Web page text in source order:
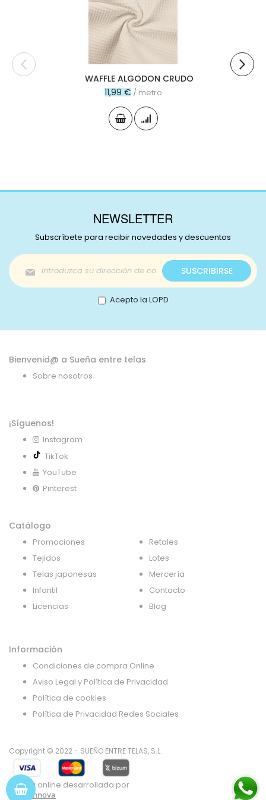
WAFFLE ALGODON CRUDO
11,99 € / metro
NEWSLETTER
Subscríbete para recibir novedades y descuentos
Inscríbase
a
nuestro
boletín
de
SUSCRIBIRSE
Acepto la LOPD
Bienvenid@ a Sueña entre telas
Sobre nosotros
¡Síguenos!
Instagram
TikTok
YouTube
Pinterest
Catálogo
Promociones
Tejidos
Telas japonesas
Infantil
Licencias
Retales
Lotes
Mercería
Contacto
Blog
Información
Condiciones de compra Online
Aviso Legal y Política de Privacidad
Política de cookies
Política de Privacidad Redes Sociales
Copyright © 2022 - SUEÑO ENTRE TELAS, S.L.
Tienda online desarrollada por
Gsoft Innova